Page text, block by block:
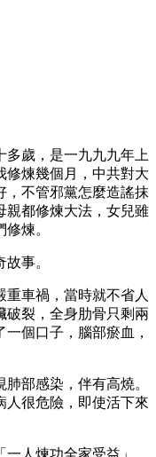
多歲，是一九九九年上
修煉幾個月，中共對大
，不管邪黨怎麼造謠抹
親都修煉大法，女兒雖
煉。
事。
車禍，當時就不省人
破裂，全身肋骨只剩兩
個口子，腦部瘀血，
部感染，伴有高燒。
人很危險，即使活下來
人煉功全家受益」